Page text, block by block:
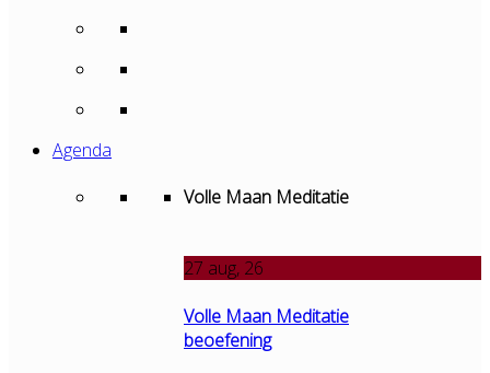
Agenda
Volle Maan Meditatie
27 aug, 26
Volle Maan Meditatie
beoefening